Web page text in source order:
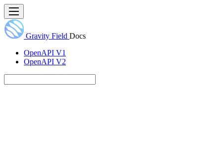
Gravity Field Docs
OpenAPI V1
OpenAPI V2